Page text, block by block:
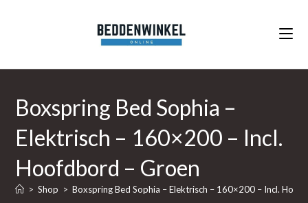
Boxspring Bed Sophia –
Elektrisch – 160×200 – Incl.
Hoofdbord – Groen
> Shop > Boxspring Bed Sophia – Elektrisch – 160×200 – Incl.